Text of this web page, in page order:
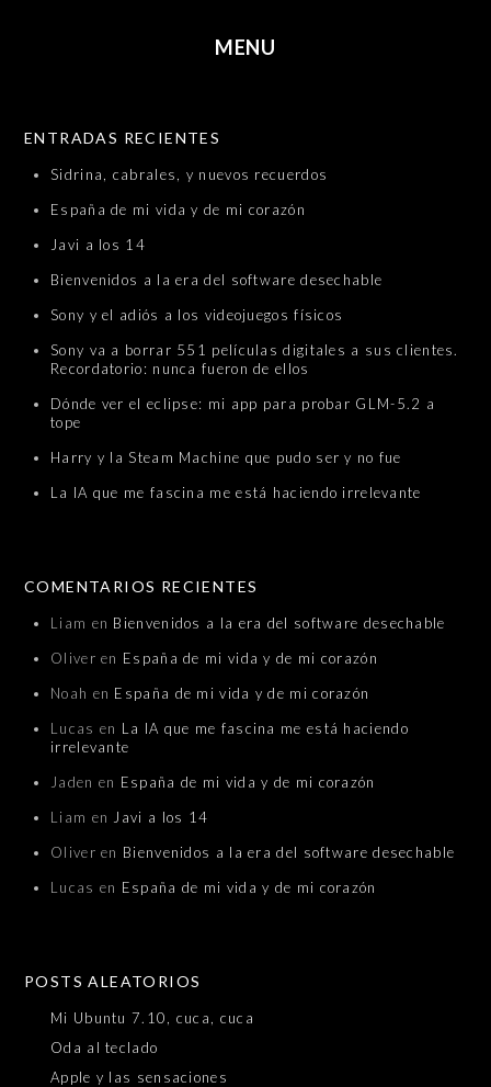
MENU
ENTRADAS RECIENTES
Sidrina, cabrales, y nuevos recuerdos
España de mi vida y de mi corazón
Javi a los 14
Bienvenidos a la era del software desechable
Sony y el adiós a los videojuegos físicos
Sony va a borrar 551 películas digitales a sus clientes.
Recordatorio: nunca fueron de ellos
Dónde ver el eclipse: mi app para probar GLM-5.2 a
tope
Harry y la Steam Machine que pudo ser y no fue
La IA que me fascina me está haciendo irrelevante
COMENTARIOS RECIENTES
Liam en Bienvenidos a la era del software desechable
Oliver en España de mi vida y de mi corazón
Noah en España de mi vida y de mi corazón
Lucas en La IA que me fascina me está haciendo
irrelevante
Jaden en España de mi vida y de mi corazón
Liam en Javi a los 14
Oliver en Bienvenidos a la era del software desechable
Lucas en España de mi vida y de mi corazón
POSTS ALEATORIOS
Mi Ubuntu 7.10, cuca, cuca
Oda al teclado
Apple y las sensaciones